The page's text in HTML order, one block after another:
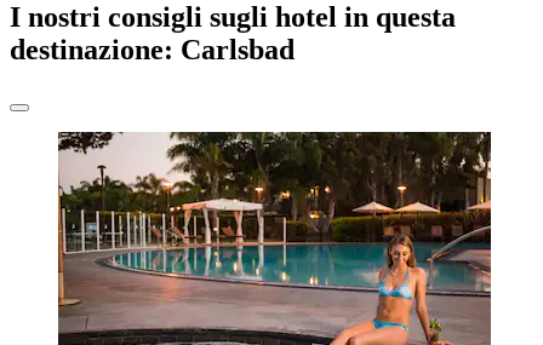
I nostri consigli sugli hotel in questa
destinazione: Carlsbad